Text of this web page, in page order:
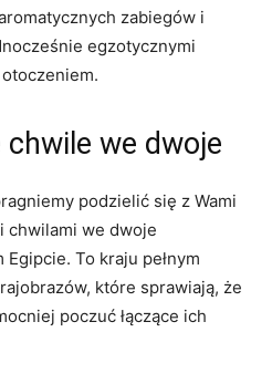
zabiegów i
egzotycznymi
we⁤ dwoje
⁣podzielić ⁢się z Wami
chwilami we dwoje
To kraju pełnym
które sprawiają, że
poczuć‌ łączące ich‌